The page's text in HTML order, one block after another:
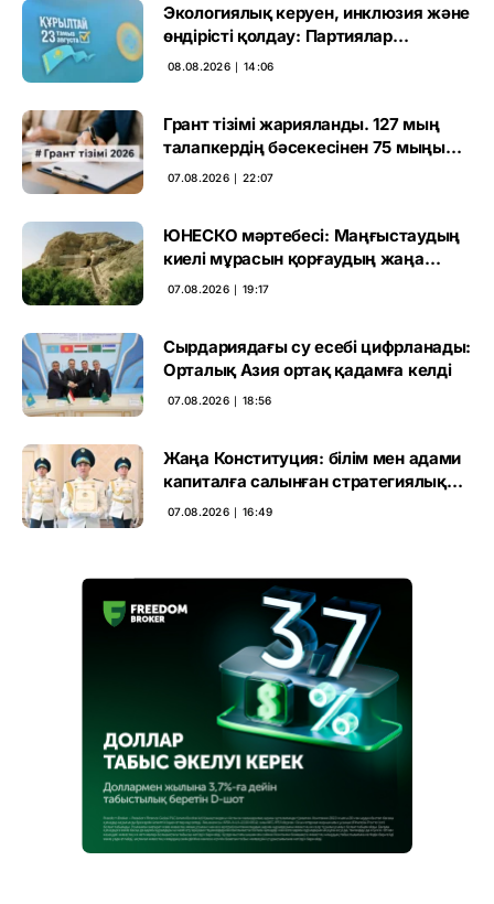
Экологиялық керуен, инклюзия және
өндірісті қолдау: Партиялар
өңірлерде қандай мәселе көтерді
08.08.2026 ∣ 14:06
Грант тізімі жарияланды. 127 мың
талапкердің бәсекесінен 75 мыңы
өтті
07.08.2026 ∣ 22:07
ЮНЕСКО мәртебесі: Маңғыстаудың
киелі мұрасын қорғаудың жаңа
кезеңі басталды
07.08.2026 ∣ 19:17
Сырдариядағы су есебі цифрланады:
Орталық Азия ортақ қадамға келді
07.08.2026 ∣ 18:56
Жаңа Конституция: білім мен адами
капиталға салынған стратегиялық
негіз
07.08.2026 ∣ 16:49